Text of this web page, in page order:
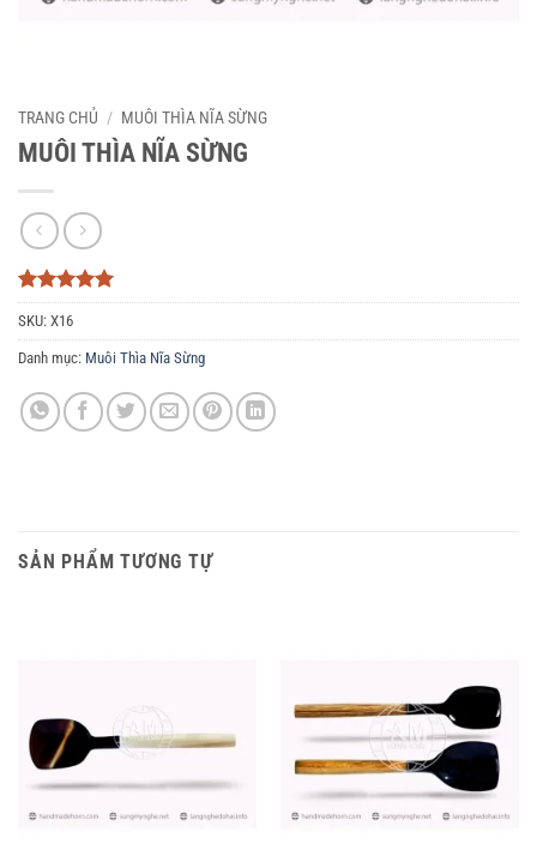
TRANG CHỦ / MUÔI THÌA NĨA SỪNG
MUÔI THÌA NĨA SỪNG
5trên 5
dựa trên
3
đánh giá
SKU: X16
Danh mục: Muôi Thìa Nĩa Sừng
SẢN PHẨM TƯƠNG TỰ